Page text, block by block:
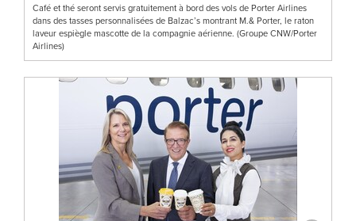
Café et thé seront servis gratuitement à bord des vols de Porter Airlines
dans des tasses personnalisées de Balzac’s montrant M.& Porter, le raton
laveur espiègle mascotte de la compagnie aérienne. (Groupe CNW/Porter
Airlines)